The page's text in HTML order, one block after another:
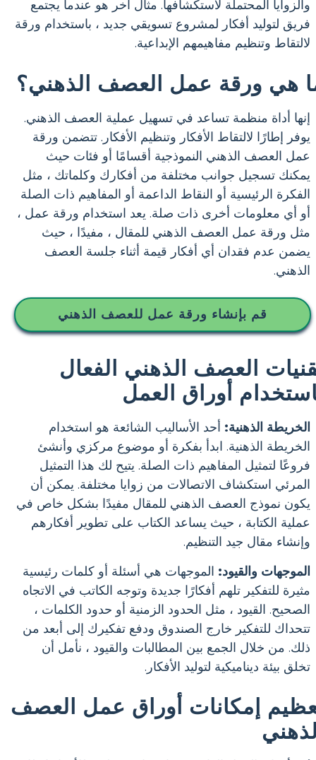
والزوايا المحتملة لاستكشافها. مثال آخر هو عندما يجتمع
فريق لتوليد أفكار لمشروع تسويقي جديد ، باستخدام ورقة
لالتقاط وتنظيم مفاهيمهم الإبداعية.
هي ورقة عمل العصف الذهني؟
إنها أداة منظمة تساعد في تسهيل عملية العصف الذهني.
يوفر إطارًا لالتقاط الأفكار وتنظيم الأفكار. تتضمن ورقة
عمل العصف الذهني النموذجية أقسامًا أو فئات حيث
يمكنك تسجيل جوانب مختلفة من أفكارك وكلماتك ، مثل
الفكرة الرئيسية أو النقاط الداعمة أو المفاهيم ذات الصلة
أو أي معلومات أخرى ذات صلة. يعد استخدام ورقة عمل ،
مثل ورقة عمل العصف الذهني للمقال ، مفيدًا ، حيث
يضمن عدم فقدان أي أفكار قيمة أثناء جلسة العصف
الذهني.
قم بإنشاء ورقة عمل للعصف الذهني
العصف الذهني الفعال
أوراق العمل
الخريطة الذهنية: أحد الأساليب الشائعة هو استخدام
الخريطة الذهنية. ابدأ بفكرة أو موضوع مركزي وأنشئ
فروعًا لتمثيل المفاهيم ذات الصلة. يتيح لك هذا التمثيل
المرئي استكشاف الاتصالات من زوايا مختلفة. يمكن أن
يكون نموذج العصف الذهني للمقال مفيدًا بشكل خاص في
عملية الكتابة ، حيث يساعد الكتاب على تطوير أفكارهم
وإنشاء مقال جيد التنظيم.
الموجهات والقيود: الموجهات هي أسئلة أو كلمات رئيسية
مثيرة للتفكير تلهم أفكارًا جديدة وتوجه الكاتب في الاتجاه
الصحيح. القيود ، مثل الحدود الزمنية أو حدود الكلمات ،
تتحداك للتفكير خارج الصندوق ودفع تفكيرك إلى أبعد من
ذلك. من خلال الجمع بين المطالبات والقيود ، نأمل أن
تخلق بيئة ديناميكية لتوليد الأفكار.
إمكانات أوراق عمل العصف